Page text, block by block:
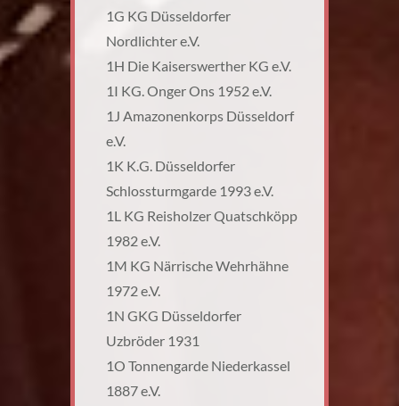
1G KG Düsseldorfer
Nordlichter e.V.
1H Die Kaiserswerther KG e.V.
1I KG. Onger Ons 1952 e.V.
1J Amazonenkorps Düsseldorf
e.V.
1K K.G. Düsseldorfer
Schlossturmgarde 1993 e.V.
1L KG Reisholzer Quatschköpp
1982 e.V.
1M KG Närrische Wehrhähne
1972 e.V.
1N GKG Düsseldorfer
Uzbröder 1931
1O Tonnengarde Niederkassel
1887 e.V.